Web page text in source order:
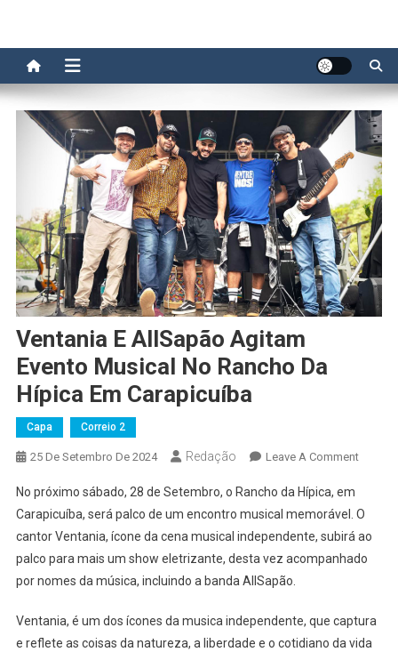
Ventania E AllSapão Agitam
Evento Musical No Rancho Da
Hípica Em Carapicuíba
Capa Correio 2
25 De Setembro De 2024 Redação Leave A CommentOn
Agitam
Evento
Rancho
Da
No próximo sábado, 28 de Setembro, o Rancho da Hípica, em
Carapicuíba, será palco de um encontro musical memorável. O
cantor Ventania, ícone da cena musical independente, subirá ao
palco para mais um show eletrizante, desta vez acompanhado
por nomes da música, incluindo a banda AllSapão.
Ventania, é um dos ícones da musica independente, que captura
e reflete as coisas da natureza, a liberdade e o cotidiano da vida